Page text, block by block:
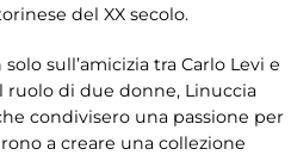
del XX secolo.
sull’amicizia tra Carlo Levi e
ruolo di due donne, Linuccia
condivisero una passione per
a creare una collezione